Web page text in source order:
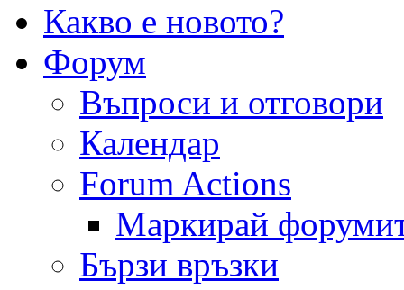
Какво е новото?
Форум
Въпроси и отговори
Календар
Forum Actions
Маркирай
Бързи връзки